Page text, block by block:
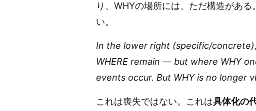
り、WHYの場所には、ただ構造があ
い。
In the lower right (specific/
WHERE remain — but where WHY
events occur. But WHY is no longer
これは喪失ではない。これは具体化の